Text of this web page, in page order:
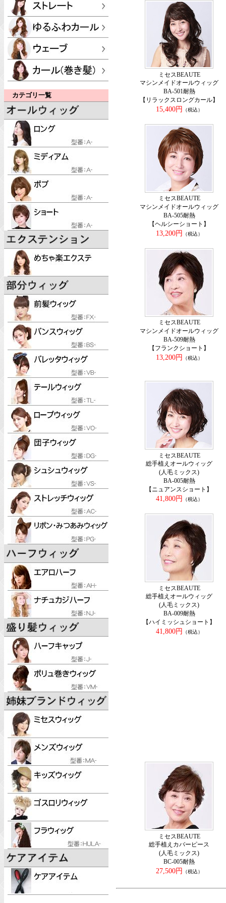
カテゴリ一覧
ミセスBEAUTE
マシンメイドオールウィッグ
BA-501耐熱
【リラックスロングカール】
15,400円
（税込）
ミセスBEAUTE
マシンメイドオールウィッグ
BA-505耐熱
【ヘルシーショート】
13,200円
（税込）
ミセスBEAUTE
マシンメイドオールウィッグ
BA-509耐熱
【フランクショート】
13,200円
（税込）
ミセスBEAUTE
総手植えオールウィッグ
(人毛ミックス)
BA-005耐熱
【ニュアンスショート】
41,800円
（税込）
ミセスBEAUTE
総手植えオールウィッグ
(人毛ミックス)
BA-009耐熱
【ハイミッシュショート】
41,800円
（税込）
ミセスBEAUTE
総手植えカバーピース
(人毛ミックス)
BC-005耐熱
27,500円
（税込）